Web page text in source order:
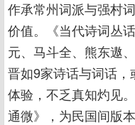
作承常州词派与强村
价值。《当代诗词丛
元、马斗全、熊东遨
晋如9家诗话与词话
体验，不乏真知灼见
通微》，为民国间版